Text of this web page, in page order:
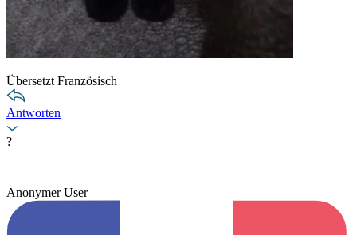
Übersetzt Französisch
Antworten
?
Anonymer User